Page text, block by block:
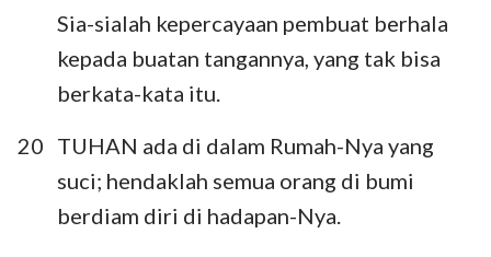
Sia-sialah kepercayaan pembuat berhala
kepada buatan tangannya, yang tak bisa
berkata-kata itu.
20 TUHAN ada di dalam Rumah-Nya yang
suci; hendaklah semua orang di bumi
berdiam diri di hadapan-Nya.